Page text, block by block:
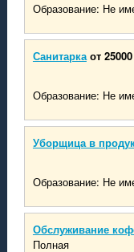
Образование: Не
Санитарка от
Образование: Не
Уборщица в
Образование: Не
Обслуживание
Полная